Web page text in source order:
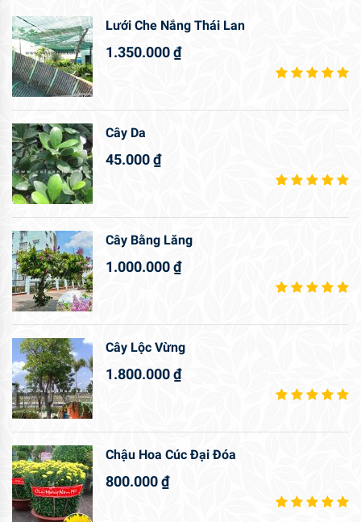
Lưới Che Nắng Thái Lan
1.350.000₫
Cây Da
45.000₫
Cây Bằng Lăng
1.000.000₫
Cây Lộc Vừng
1.800.000₫
Chậu Hoa Cúc Đại Đóa
800.000₫